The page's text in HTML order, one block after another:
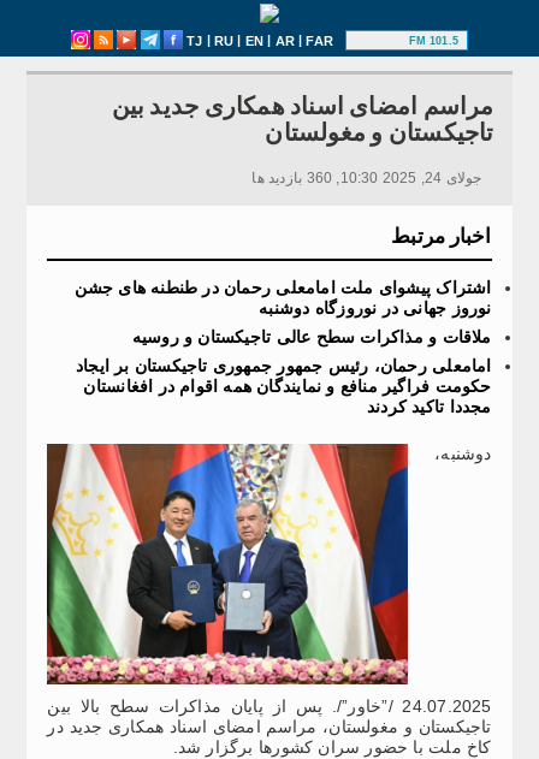
TJ | RU | EN | AR|FAR 101.5 FM
مراسم امضای اسناد همکاری جدید بین
تاجیکستان و مغولستان
جولای 24, 2025 10:30, 360 بازدید ها
اخبار مرتبط
اشتراک پیشوای ملت امامعلی رحمان در طنطنه های جشن
نوروز جهانی در نوروزگاه دوشنبه
ملاقات و مذاکرات سطح عالی تاجیکستان و روسیه
امامعلی رحمان، رئیس جمهور جمهوری تاجیکستان بر ایجاد
حکومت فراگیر منافع و نمایندگان همه اقوام در افغانستان
مجددا تاکید کردند
دوشنبه،
24.07.2025 /”خاور”/. پس از پایان مذاکرات سطح بالا بین
تاجیکستان و مغولستان، مراسم امضای اسناد همکاری جدید در
کاخ ملت با حضور سران کشورها برگزار شد.